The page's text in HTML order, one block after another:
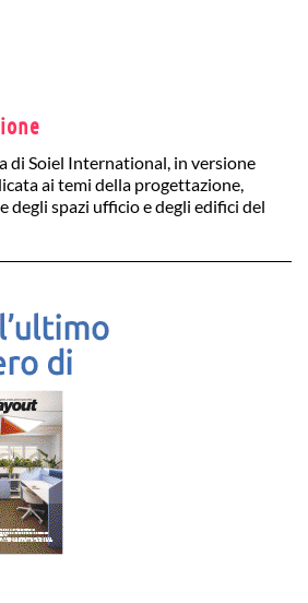
di Soiel International, in versione
ai temi della progettazione,
degli spazi ufficio e degli edifici del